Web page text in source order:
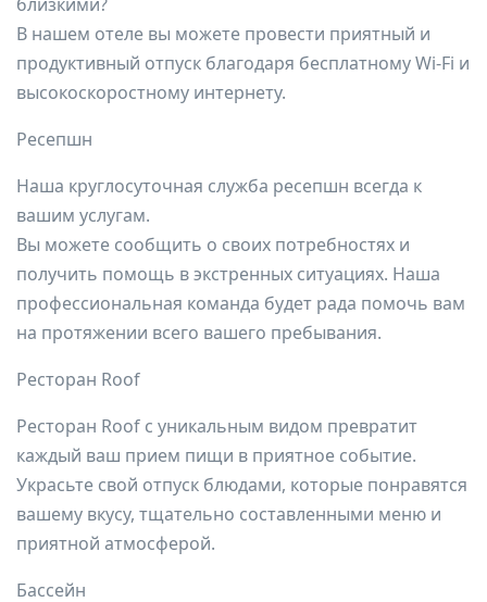
В нашем отеле вы можете провести приятный и
продуктивный отпуск благодаря бесплатному Wi-Fi и
высокоскоростному интернету.
Ресепшн
Наша круглосуточная служба ресепшн всегда к
вашим услугам.
Вы можете сообщить о своих потребностях и
получить помощь в экстренных ситуациях. Наша
профессиональная команда будет рада помочь вам
на протяжении всего вашего пребывания.
Ресторан Roof
Ресторан Roof с уникальным видом превратит
каждый ваш прием пищи в приятное событие.
Украсьте свой отпуск блюдами, которые понравятся
вашему вкусу, тщательно составленными меню и
приятной атмосферой.
Бассейн